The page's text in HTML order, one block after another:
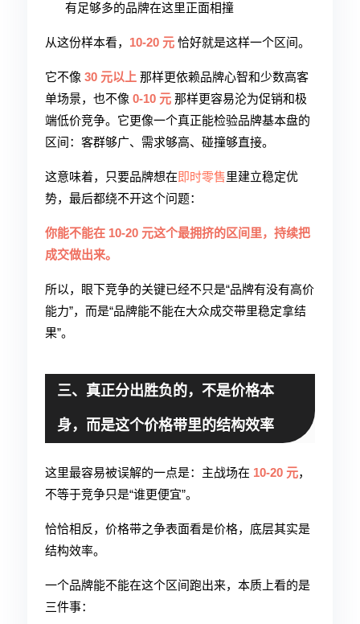
有足够多的品牌在这里正面相撞
从这份样本看， 10-20 元 恰好就是这样一个区间。
它不像 30 元以上 那样更依赖品牌心智和少数高客
单场景，也不像 0-10 元 那样更容易沦为促销和极
端低价竞争。它更像一个真正能检验品牌基本盘的
区间：客群够广、需求够高、碰撞够直接。
这意味着，只要品牌想在即时零售里建立稳定优
势，最后都绕不开这个问题：
你能不能在 10-20 元这个最拥挤的区间里，持续把
成交做出来。
所以，眼下竞争的关键已经不只是“品牌有没有高价
能力”，而是“品牌能不能在大众成交带里稳定拿结
果”。
三、真正分出胜负的，不是价格本
身，而是这个价格带里的结构效率
这里最容易被误解的一点是：主战场在 10-20 元，
不等于竞争只是“谁更便宜”。
恰恰相反，价格带之争表面看是价格，底层其实是
结构效率。
一个品牌能不能在这个区间跑出来，本质上看的是
三件事：